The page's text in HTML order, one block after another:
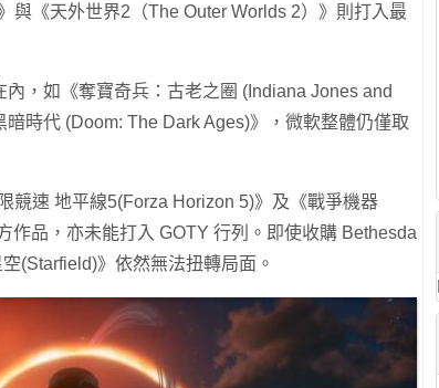
與《天外世界2（The Outer Worlds 2）》則打入最
，如《奪寶奇兵：古老之圈 (Indiana Jones and
時代 (Doom: The Dark Ages)》，微軟整體仍僅取
競速 地平線5(Forza Horizon 5)》及《戰爭機器
作品，亦未能打入 GOTY 行列。即使收購 Bethesda
(Starfield)》依然無法扭轉局面。